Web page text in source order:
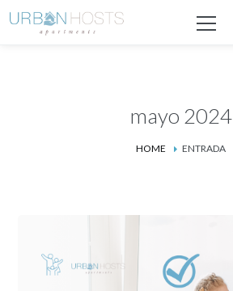
mayo 2024
HOME ENTRADA